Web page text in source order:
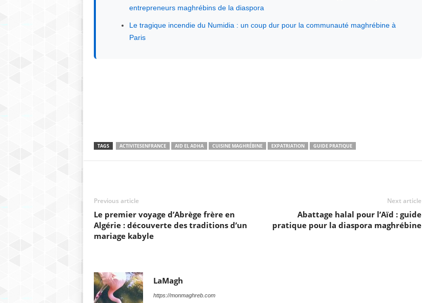
entrepreneurs maghrébins de la diaspora
Le tragique incendie du Numidia : un coup dur pour la communauté maghrébine à
Paris
TAGS ACTIVITESENFRANCE AID EL ADHA CUISINE MAGHRÉBINE EXPATRIATION GUIDE PRATIQUE
Previous article
Le premier voyage d’Abrège frère en
Algérie : découverte des traditions d’un
mariage kabyle
Next article
Abattage halal pour l’Aïd : guide
pratique pour la diaspora maghrébine
LaMagh
https://monmaghreb.com